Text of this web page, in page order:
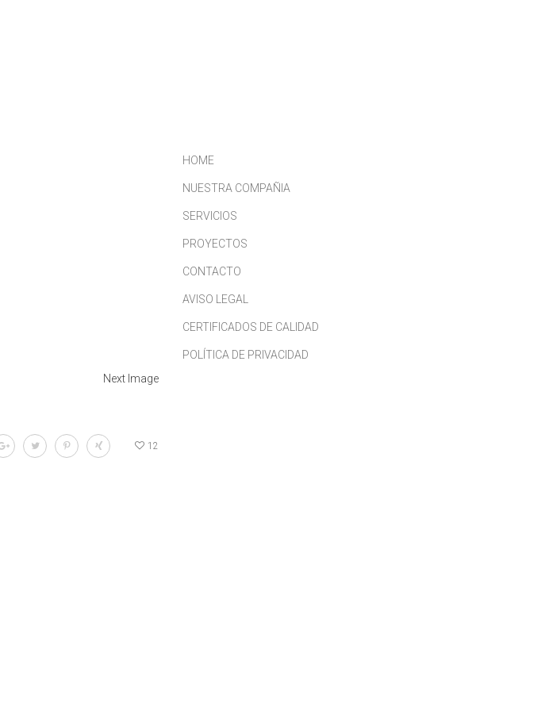
Next Image
12
HOME
NUESTRA COMPAÑIA
SERVICIOS
PROYECTOS
CONTACTO
AVISO LEGAL
CERTIFICADOS DE CALIDAD
POLÍTICA DE PRIVACIDAD